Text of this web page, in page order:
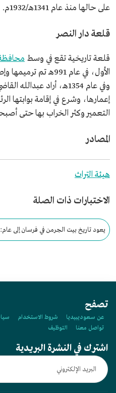
على حالها منذ عام 1341هـ/1932م.
قلعة دار النصر
قلعة تاريخية تقع في وسط
الأول، في عام 991هـ
وفي عام 1354هـ، أراد
إعمارها، وشرع في إقامة بوابتها
التعمير وكثر الخراب بها حتى
المصادر
هيئة التراث
الاختبارات ذات الصلة
يعود تاريخ بيت الجرمن في فرسان إلى عام:
تصفح
عن سعوديبيديا شروط الاستخدام
تواصل معنا
التوظيف
اشترك في النشرة البريدية